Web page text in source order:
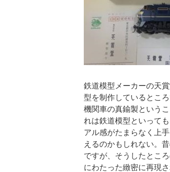
鉄道模型メーカーの天
型を制作しているとこ
機関車の真鍮製という
れは鉄道模型といって
アル感がたまらなく上
えるのかもしれない。
ですが、そうしたとこ
にわたった緻密に再現